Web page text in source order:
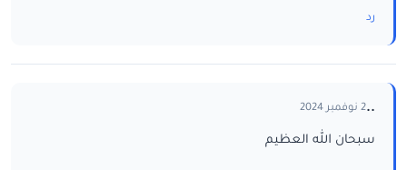
رد
..2 نوفمبر 2024
سبحان الله العظيم